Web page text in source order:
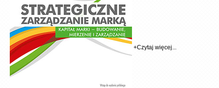
+Czytaj więcej...